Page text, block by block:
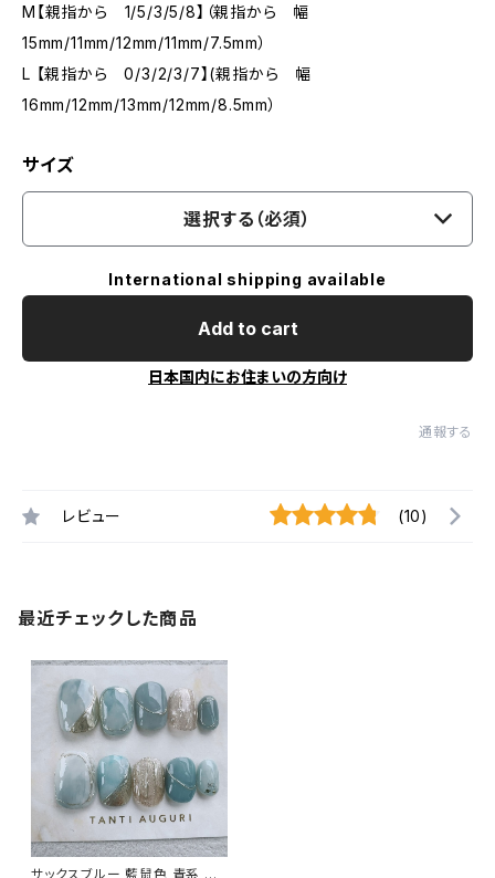
M【親指から 1/5/3/5/8】（親指から 幅
15mm/11mm/12mm/11mm/7.5mm）
L 【親指から 0/3/2/3/7】(親指から 幅
16mm/12mm/13mm/12mm/8.5mm）
サイズ
選択する（必須）
International shipping available
Add to cart
日本国内にお住まいの方向け
通報する
レビュー (10)
最近チェックした商品
サックスブルー 藍鼠色 青系 シ